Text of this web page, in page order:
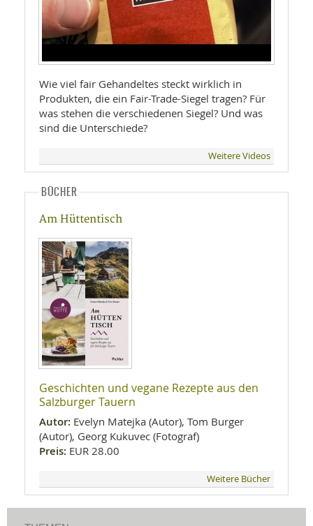
Wie viel fair Gehandeltes steckt wirklich in
Produkten, die ein Fair-Trade-Siegel tragen? Für
was stehen die verschiedenen Siegel? Und was
sind die Unterschiede?
Weitere Videos
BÜCHER
Am Hüttentisch
Geschichten und vegane Rezepte aus den
Salzburger Tauern
Autor: Evelyn Matejka (Autor), Tom Burger
(Autor), Georg Kukuvec (Fotograf)
Preis: EUR 28.00
Weitere Bücher